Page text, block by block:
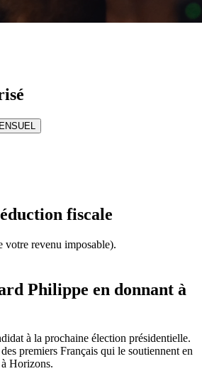
fiscale
votre revenu imposable).
Philippe en donnant à
à la prochaine élection présidentielle.
premiers Français qui le soutiennent en
Horizons.